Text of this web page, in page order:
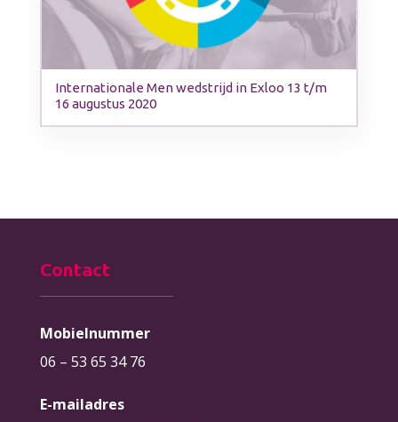
Internationale Men wedstrijd in Exloo 13 t/m
16 augustus 2020
Contact
Mobielnummer
06 – 53 65 34 76
E-mailadres